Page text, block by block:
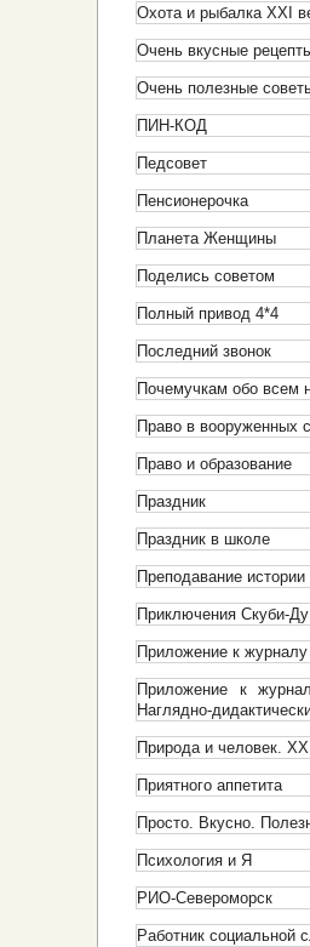
Охота и рыбалка XXI
Очень вкусные
Очень полезные
ПИН-КОД
Педсовет
Пенсионерочка
Планета Женщины
Поделись советом
Полный привод 4*4
Последний звонок
Почемучкам обо всем
Право в вооруженных
Право и образование
Праздник
Праздник в школе
Преподавание
Приключения Скуби-Ду
Приложение к
Приложение к
Наглядно-
Природа и человек.
Приятного аппетита
Просто. Вкусно.
Психология и Я
РИО-Североморск
Работник социальной